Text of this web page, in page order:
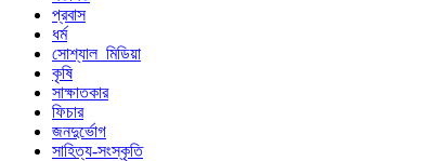
প্রবাস
ধর্ম
সোশ্যাল_মিডিয়া
কৃষি
সাক্ষাতকার
ফিচার
জনদুর্ভোগ
সাহিত্য-সংস্কৃতি